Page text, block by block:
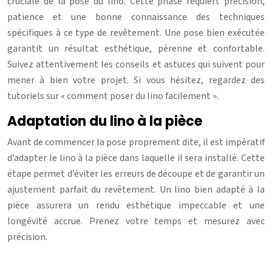
patience et une bonne connaissance des techniques
spécifiques à ce type de revêtement. Une pose bien exécutée
garantit un résultat esthétique, pérenne et confortable.
Suivez attentivement les conseils et astuces qui suivent pour
mener à bien votre projet. Si vous hésitez, regardez des
tutoriels sur « comment poser du lino facilement ».
Adaptation du lino à la pièce
Avant de commencer la pose proprement dite, il est impératif
d’adapter le lino à la pièce dans laquelle il sera installé. Cette
étape permet d’éviter les erreurs de découpe et de garantir un
ajustement parfait du revêtement. Un lino bien adapté à la
pièce assurera un rendu esthétique impeccable et une
longévité accrue. Prenez votre temps et mesurez avec
précision.